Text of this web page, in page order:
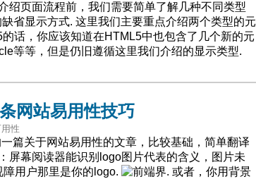
绍页面流程前，我们需要简单了解几种不同类型
省显示方式. 这里我们主要重点介绍两个类型的元
话，你应该知道在HTML5中也包含了几个新的元
等等，但是仍旧遵循这里我们介绍的显示类型.
网站易用性技巧
性
篇关于网站易用性的文章，比较基础，简单翻译
屏幕阅读器能识别logo图片代表的含义，图片未
用户那里是你的logo.
. 或者，你用背景